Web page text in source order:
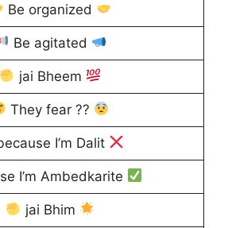
Be organized
Be agitated
jai Bheem
They fear ??
I’m Dalit
I’m Ambedkarite
jai Bhim